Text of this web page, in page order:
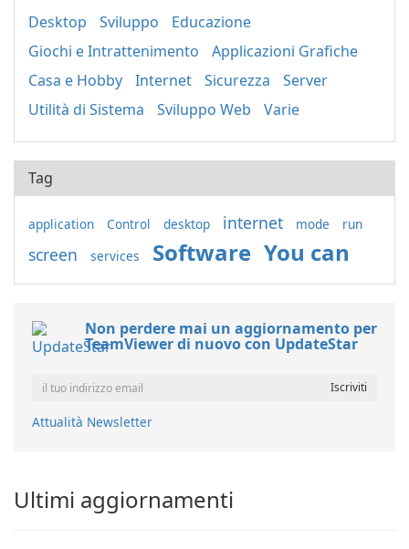
Desktop
Sviluppo
Educazione
Giochi e Intrattenimento
Applicazioni Grafiche
Casa e Hobby
Internet Sicurezza
Server
Utilità di Sistema
Sviluppo Web Varie
Tag
application Control desktop internet mode run
screen services Software You can
Non perdere mai un aggiornamento per
TeamViewer di nuovo con UpdateStar
Attualità Newsletter
Ultimi aggiornamenti